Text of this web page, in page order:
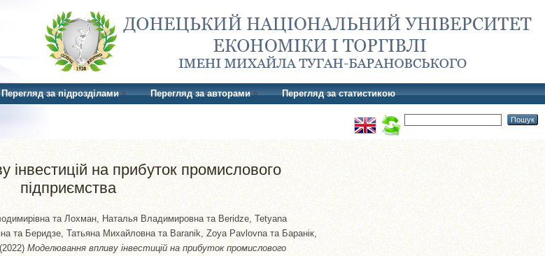
Перегляд за підрозділами Перегляд за авторами Перегляд за статистикою
на прибуток промислового
підприємства
та Лохман, Наталья Владимировна та Beridze, Tetyana
та Беридзе, Татьяна Михайловна та Baranik, Zoya Pavlovna та Баранік,
(2022) Моделювання впливу інвестицій на прибуток промислового